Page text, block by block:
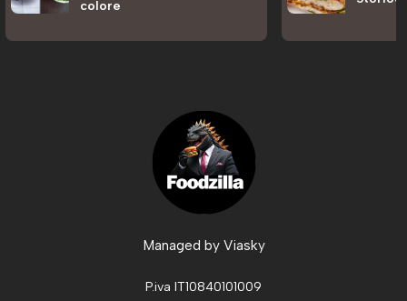
colore
Managed by Viasky
P.iva IT10840101009